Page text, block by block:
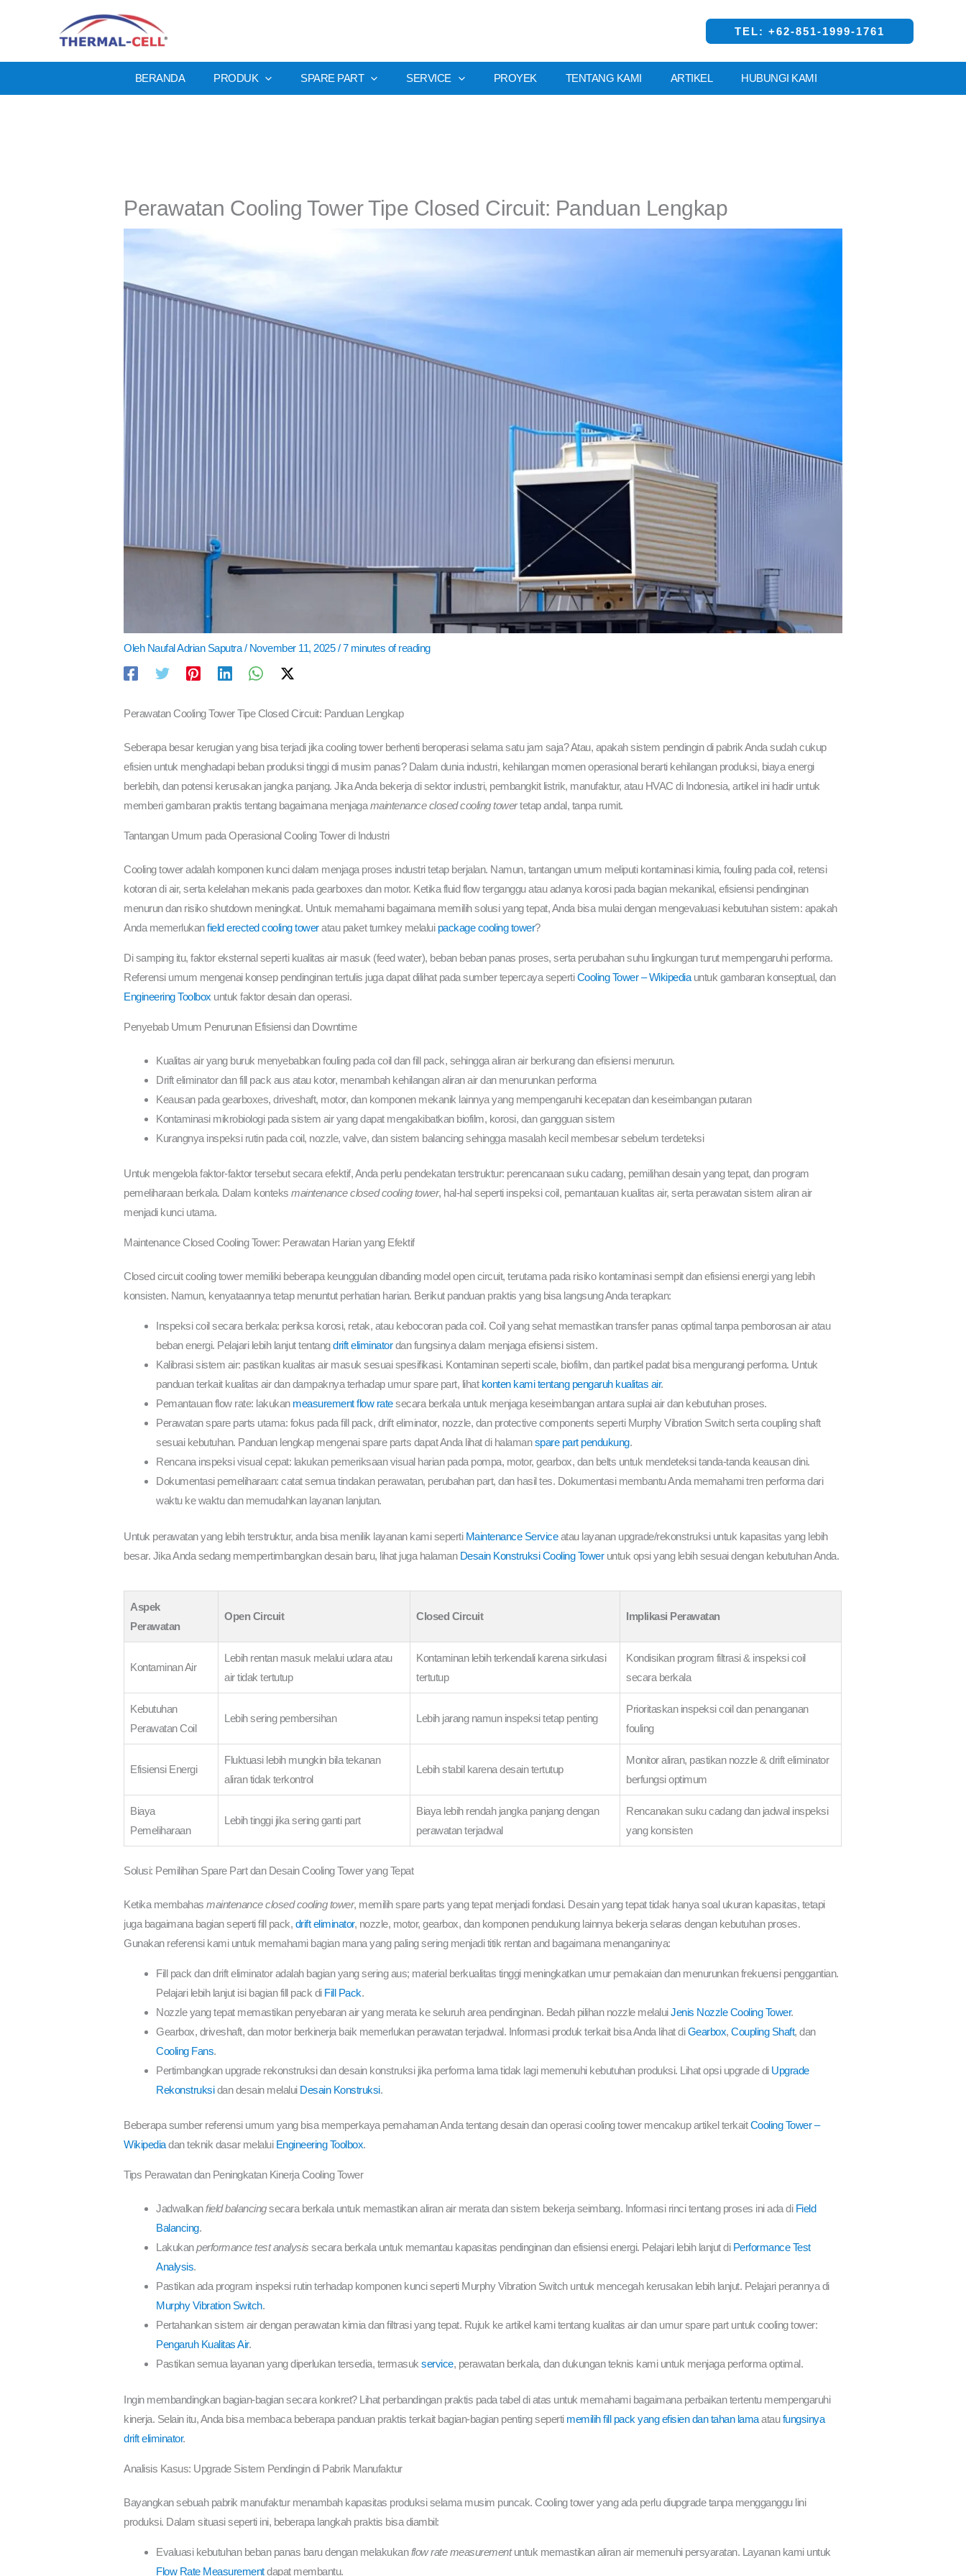
TEL: +62-851-1999-1761
BERANDA PRODUK SPARE PART SERVICE PROYEK TENTANG KAMI ARTIKEL HUBUNGI KAMI
Perawatan Cooling Tower Tipe Closed Circuit: Panduan Lengkap
Oleh Naufal Adrian Saputra/ November 11, 2025/7 minutes of reading
Perawatan Cooling Tower Tipe Closed Circuit: Panduan Lengkap
Seberapa besar kerugian yang bisa terjadi jika cooling tower berhenti beroperasi selama satu jam saja? Atau, apakah sistem pendingin di pabrik Anda sudah cukup
efisien untuk menghadapi beban produksi tinggi di musim panas? Dalam dunia industri, kehilangan momen operasional berarti kehilangan produksi, biaya energi
berlebih, dan potensi kerusakan jangka panjang. Jika Anda bekerja di sektor industri, pembangkit listrik, manufaktur, atau HVAC di Indonesia, artikel ini hadir untuk
memberi gambaran praktis tentang bagaimana menjagamaintenance closed cooling towertetap andal, tanpa rumit.
Tantangan Umum pada Operasional Cooling Tower di Industri
Cooling tower adalah komponen kunci dalam menjaga proses industri tetap berjalan. Namun, tantangan umum meliputi kontaminasi kimia, fouling pada coil, retensi
kotoran di air, serta kelelahan mekanis pada gearboxes dan motor. Ketika fluid flow terganggu atau adanya korosi pada bagian mekanikal, efisiensi pendinginan
menurun dan risiko shutdown meningkat. Untuk memahami bagaimana memilih solusi yang tepat, Anda bisa mulai dengan mengevaluasi kebutuhan sistem: apakah
Anda memerlukanfield erected cooling toweratau paket turnkey melalui package cooling tower?
Di samping itu, faktor eksternal seperti kualitas air masuk (feed water), beban beban panas proses, serta perubahan suhu lingkungan turut mempengaruhi performa.
Referensi umum mengenai konsep pendinginan tertulis juga dapat dilihat pada sumber tepercaya sepertiCooling Tower – Wikipediauntuk gambaran konseptual, dan
Engineering Toolbox untuk faktor desain dan operasi.
Penyebab Umum Penurunan Efisiensi dan Downtime
Kualitas air yang buruk menyebabkan fouling pada coil dan fill pack, sehingga aliran air berkurang dan efisiensi menurun.
Drift eliminator dan fill pack aus atau kotor, menambah kehilangan aliran air dan menurunkan performa
Keausan pada gearboxes, driveshaft, motor, dan komponen mekanik lainnya yang mempengaruhi kecepatan dan keseimbangan putaran
Kontaminasi mikrobiologi pada sistem air yang dapat mengakibatkan biofilm, korosi, dan gangguan sistem
Kurangnya inspeksi rutin pada coil, nozzle, valve, dan sistem balancing sehingga masalah kecil membesar sebelum terdeteksi
Untuk mengelola faktor-faktor tersebut secara efektif, Anda perlu pendekatan terstruktur: perencanaan suku cadang, pemilihan desain yang tepat, dan program
pemeliharaan berkala. Dalam konteksmaintenance closed cooling tower, hal-hal seperti inspeksi coil, pemantauan kualitas air, serta perawatan sistem aliran air
menjadi kunci utama.
Maintenance Closed Cooling Tower: Perawatan Harian yang Efektif
Closed circuit cooling tower memiliki beberapa keunggulan dibanding model open circuit, terutama pada risiko kontaminasi sempit dan efisiensi energi yang lebih
konsisten. Namun, kenyataannya tetap menuntut perhatian harian. Berikut panduan praktis yang bisa langsung Anda terapkan:
Inspeksi coil secara berkala: periksa korosi, retak, atau kebocoran pada coil. Coil yang sehat memastikan transfer panas optimal tanpa pemborosan air atau
beban energi. Pelajari lebih lanjut tentangdrift eliminatordan fungsinya dalam menjaga efisiensi sistem.
Kalibrasi sistem air: pastikan kualitas air masuk sesuai spesifikasi. Kontaminan seperti scale, biofilm, dan partikel padat bisa mengurangi performa. Untuk
panduan terkait kualitas air dan dampaknya terhadap umur spare part, lihat konten kami tentang pengaruh kualitas air.
Pemantauan flow rate: lakukan measurement flow ratesecara berkala untuk menjaga keseimbangan antara suplai air dan kebutuhan proses.
Perawatan spare parts utama: fokus pada fill pack, drift eliminator, nozzle, dan protective components seperti Murphy Vibration Switch serta coupling shaft
sesuai kebutuhan. Panduan lengkap mengenai spare parts dapat Anda lihat di halamanspare part pendukung.
Rencana inspeksi visual cepat: lakukan pemeriksaan visual harian pada pompa, motor, gearbox, dan belts untuk mendeteksi tanda-tanda keausan dini.
Dokumentasi pemeliharaan: catat semua tindakan perawatan, perubahan part, dan hasil tes. Dokumentasi membantu Anda memahami tren performa dari
waktu ke waktu dan memudahkan layanan lanjutan.
Untuk perawatan yang lebih terstruktur, anda bisa menilik layanan kami seperti Maintenance Serviceatau layanan upgrade/rekonstruksi untuk kapasitas yang lebih
besar. Jika Anda sedang mempertimbangkan desain baru, lihat juga halaman Desain Konstruksi Cooling Toweruntuk opsi yang lebih sesuai dengan kebutuhan Anda.
Aspek
Perawatan
Open Circuit Closed Circuit Implikasi Perawatan
Kontaminan Air
Lebih rentan masuk melalui udara atau
air tidak tertutup
Kontaminan lebih terkendali karena sirkulasi
tertutup
Kondisikan program filtrasi & inspeksi coil
secara berkala
Kebutuhan
Perawatan Coil
Lebih sering pembersihan Lebih jarang namun inspeksi tetap penting
Prioritaskan inspeksi coil dan penanganan
fouling
Efisiensi Energi
Fluktuasi lebih mungkin bila tekanan
aliran tidak terkontrol
Lebih stabil karena desain tertutup
Monitor aliran, pastikan nozzle & drift eliminator
berfungsi optimum
Biaya
Pemeliharaan
Lebih tinggi jika sering ganti part
Biaya lebih rendah jangka panjang dengan
perawatan terjadwal
Rencanakan suku cadang dan jadwal inspeksi
yang konsisten
Solusi: Pemilihan Spare Part dan Desain Cooling Tower yang Tepat
Ketika membahasmaintenance closed cooling tower, memilih spare parts yang tepat menjadi fondasi. Desain yang tepat tidak hanya soal ukuran kapasitas, tetapi
juga bagaimana bagian seperti fill pack, drift eliminator, nozzle, motor, gearbox, dan komponen pendukung lainnya bekerja selaras dengan kebutuhan proses.
Gunakan referensi kami untuk memahami bagian mana yang paling sering menjadi titik rentan and bagaimana menanganinya:
Fill pack dan drift eliminator adalah bagian yang sering aus; material berkualitas tinggi meningkatkan umur pemakaian dan menurunkan frekuensi penggantian.
Pelajari lebih lanjut isi bagian fill pack di Fill Pack.
Nozzle yang tepat memastikan penyebaran air yang merata ke seluruh area pendinginan. Bedah pilihan nozzle melaluiJenis Nozzle Cooling Tower.
Gearbox, driveshaft, dan motor berkinerja baik memerlukan perawatan terjadwal. Informasi produk terkait bisa Anda lihat diGearbox,Coupling Shaft, dan
Cooling Fans.
Pertimbangkan upgrade rekonstruksi dan desain konstruksi jika performa lama tidak lagi memenuhi kebutuhan produksi. Lihat opsi upgrade di Upgrade
Rekonstruksidan desain melalui Desain Konstruksi.
Beberapa sumber referensi umum yang bisa memperkaya pemahaman Anda tentang desain dan operasi cooling tower mencakup artikel terkaitCooling Tower –
Wikipediadan teknik dasar melalui Engineering Toolbox.
Tips Perawatan dan Peningkatan Kinerja Cooling Tower
Jadwalkanfield balancingsecara berkala untuk memastikan aliran air merata dan sistem bekerja seimbang. Informasi rinci tentang proses ini ada di Field
Balancing.
Lakukanperformance test analysis secara berkala untuk memantau kapasitas pendinginan dan efisiensi energi. Pelajari lebih lanjut di Performance Test
Analysis.
Pastikan ada program inspeksi rutin terhadap komponen kunci seperti Murphy Vibration Switch untuk mencegah kerusakan lebih lanjut. Pelajari perannya di
Murphy Vibration Switch.
Pertahankan sistem air dengan perawatan kimia dan filtrasi yang tepat. Rujuk ke artikel kami tentang kualitas air dan umur spare part untuk cooling tower:
Pengaruh Kualitas Air.
Pastikan semua layanan yang diperlukan tersedia, termasukservice, perawatan berkala, dan dukungan teknis kami untuk menjaga performa optimal.
Ingin membandingkan bagian-bagian secara konkret? Lihat perbandingan praktis pada tabel di atas untuk memahami bagaimana perbaikan tertentu mempengaruhi
kinerja. Selain itu, Anda bisa membaca beberapa panduan praktis terkait bagian-bagian penting seperti memilih fill pack yang efisien dan tahan lamaataufungsinya
drift eliminator.
Analisis Kasus: Upgrade Sistem Pendingin di Pabrik Manufaktur
Bayangkan sebuah pabrik manufaktur menambah kapasitas produksi selama musim puncak. Cooling tower yang ada perlu diupgrade tanpa mengganggu lini
produksi. Dalam situasi seperti ini, beberapa langkah praktis bisa diambil:
Evaluasi kebutuhan beban panas baru dengan melakukanflow rate measurementuntuk memastikan aliran air memenuhi persyaratan. Layanan kami untuk
Flow Rate Measurementdapat membantu.